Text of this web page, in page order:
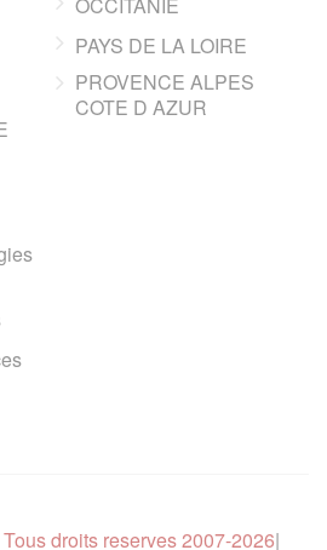
OCCITANIE
PAYS DE LA LOIRE
PROVENCE ALPES
COTE D AZUR
droits reserves 2007-2026|